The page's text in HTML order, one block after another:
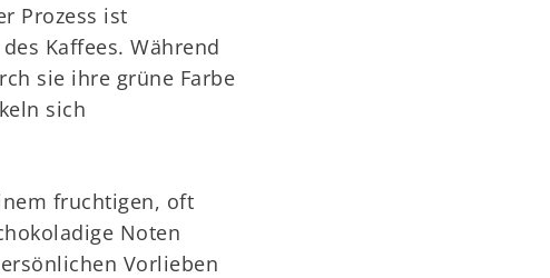
Prozess ist
Kaffees. Während
sie ihre grüne Farbe
sich
fruchtigen, oft
Noten
Vorlieben